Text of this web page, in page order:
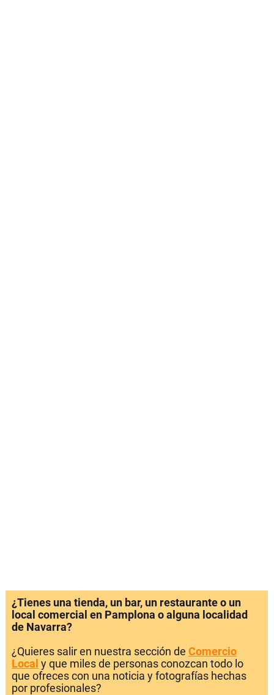
¿Tienes una tienda, un bar, un restaurante o un
local comercial en Pamplona o alguna localidad
de Navarra?
¿Quieres salir en nuestra sección de Comercio
Local y que miles de personas conozcan todo lo
que ofreces con una noticia y fotografías hechas
por profesionales?